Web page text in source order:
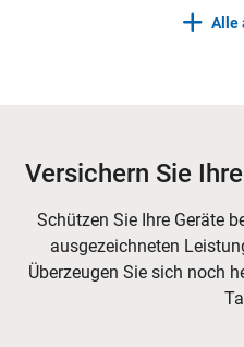
Alle
Versichern Sie
Schützen Sie Ihre Geräte
ausgezeichneten
Überzeugen Sie sich noch